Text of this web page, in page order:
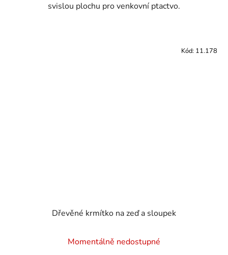
svislou plochu pro venkovní ptactvo.
Dřevěné krmítko na zeď a sloupek
Momentálně nedostupné
Kód: 11.178